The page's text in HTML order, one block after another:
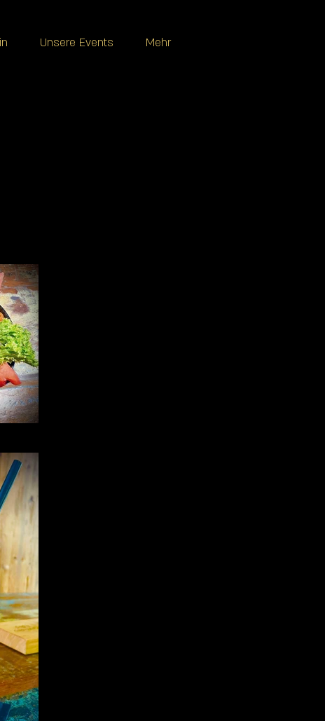
Unsere Events Mehr